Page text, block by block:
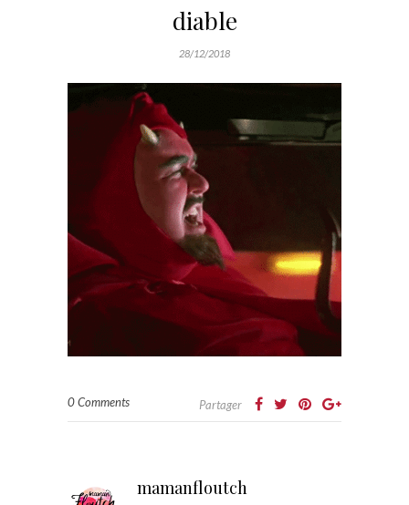
diable
28/12/2018
0 Comments Partager
mamanfloutch